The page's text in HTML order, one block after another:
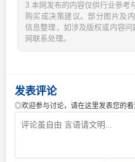
3.本网发布的内容仅供行业参考
购买或决策建议。部分图片及
信息整理，如涉及版权或内容
网联系处理。
发表评论
◎欢迎参与讨论，请在这里发表您的